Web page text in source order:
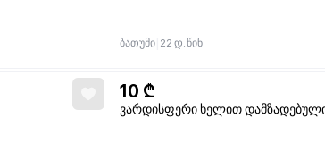
ბათუმი 22 დ. წინ
10 ₾
ვარდისფერი ხელით დამზადებული